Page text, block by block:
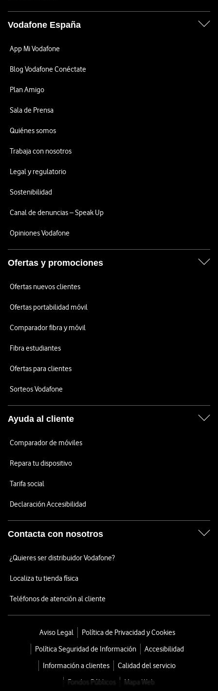
Vodafone España
App Mi Vodafone
Blog Vodafone Conéctate
Plan Amigo
Sala de Prensa
Quiénes somos
Trabaja con nosotros
Legal y regulatorio
Sostenibilidad
Canal de denuncias – Speak Up
Opiniones Vodafone
Ofertas y promociones
Ofertas nuevos clientes
Ofertas portabilidad móvil
Comparador fibra y móvil
Fibra estudiantes
Ofertas para clientes
Sorteos Vodafone
Ayuda al cliente
Comparador de móviles
Repara tu dispositivo
Tarifa social
Declaración Accesibilidad
Contacta con nosotros
¿Quieres ser distribuidor Vodafone?
Localiza tu tienda física
Teléfonos de atención al cliente
Aviso Legal
Política de Privacidad y Cookies
Política Seguridad de Información
Accesibilidad
Información a clientes
Calidad del servicio
Fondos Públicos
Mapa Web